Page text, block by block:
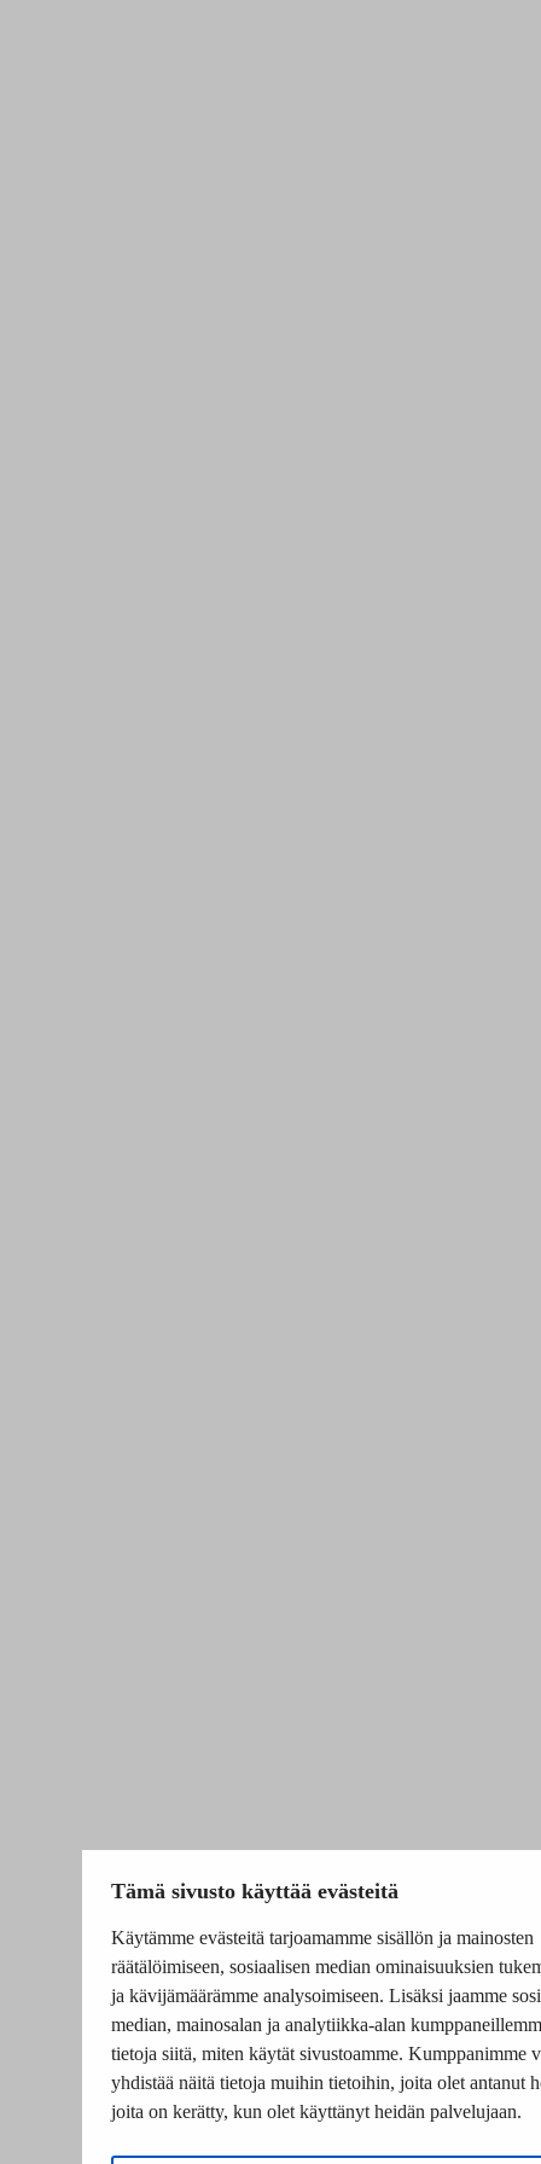
Tämä sivusto käyttää evästeitä
Käytämme evästeitä tarjoamamme sisällön ja mainosten
räätälöimiseen, sosiaalisen median ominaisuuksien
ja kävijämäärämme analysoimiseen. Lisäksi jaamme
median, mainosalan ja analytiikka-alan
tietoja siitä, miten käytät sivustoamme. Kumppanimme
yhdistää näitä tietoja muihin tietoihin, joita olet antanut
joita on kerätty, kun olet käyttänyt heidän palvelujaan.